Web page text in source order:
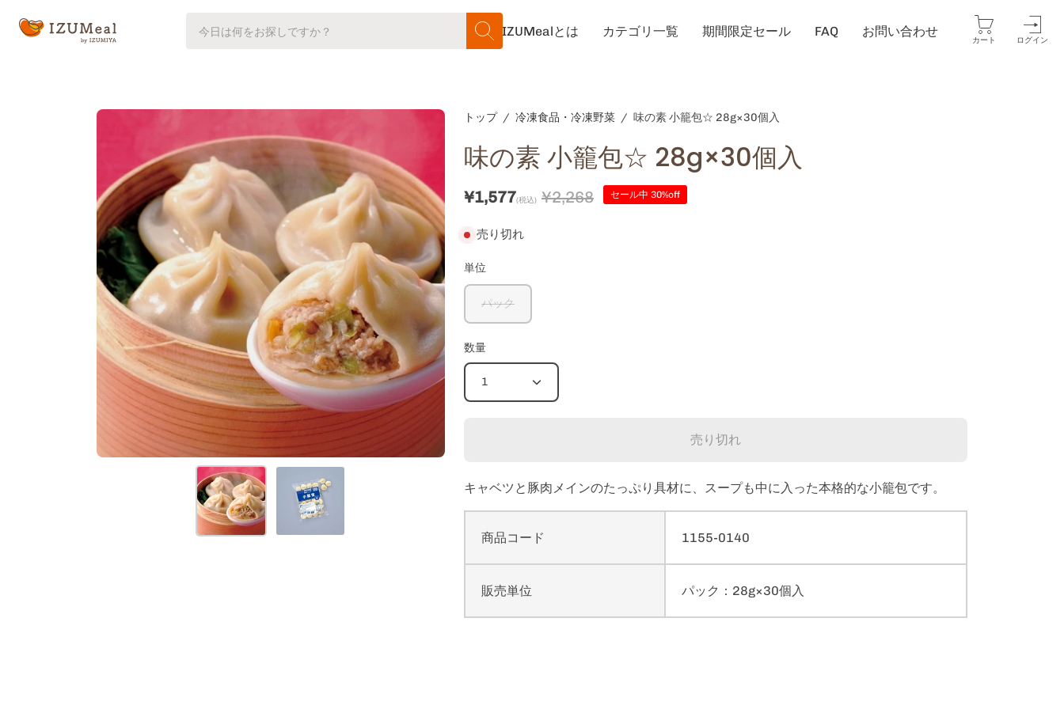
検索
IZUMealとは カテゴリ一覧 期間限定セール FAQ お問い合わせ カートを開く
カート
ア
ログイン
トップ / 冷凍食品・冷凍野菜 / 味の素 小籠包☆ 28g×30個入
味の素 小籠包☆ 28g×30個入
¥1,577 ¥2,268 セール中 30%off
売り切れ
単位
パック
数量
1
売り切れ
キャベツと豚肉メインのたっぷり具材に、スープも中に入った本格的な小籠包です。
商品コード 1155-0140
販売単位 パック：28g×30個入